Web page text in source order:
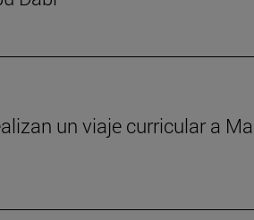
un viaje curricular a